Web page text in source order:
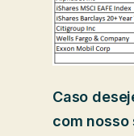
Caso
com